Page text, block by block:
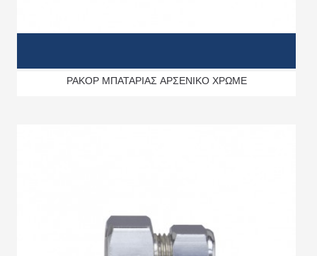
ΡΑΚΟΡ ΜΠΑΤΑΡΙΑΣ ΑΡΣΕΝΙΚΟ ΧΡΩΜΕ